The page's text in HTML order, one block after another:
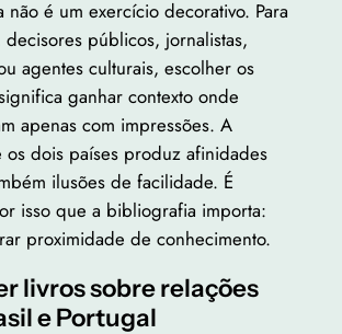
não é um exercício decorativo. Para
públicos, jornalistas,
agentes culturais, escolher os
ganhar contexto onde
apenas com impressões. A
os dois países produz afinidades
ilusões de facilidade. É
isso que a bibliografia importa:
proximidade de conhecimento.
livros sobre relações
e Portugal